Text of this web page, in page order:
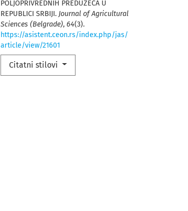
POLJOPRIVREDNIH PREDUZEĆA U
REPUBLICI SRBIJI. Journal of Agricultural
Sciences (Belgrade), 64(3).
https://asistent.ceon.rs/index.php/jas/
article/view/21601
Citatni stilovi